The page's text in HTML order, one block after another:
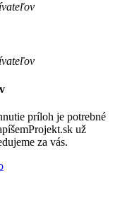
príloh je potrebné
už
za vás.